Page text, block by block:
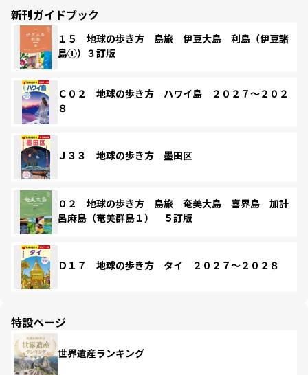
新刊ガイドブック
１５ 地球の歩き方 島旅 伊豆大島 利島（伊豆諸
島①）３訂版
Ｃ０２ 地球の歩き方 ハワイ島 ２０２７～２０２
８
Ｊ３３ 地球の歩き方 墨田区
０２ 地球の歩き方 島旅 奄美大島 喜界島 加計
呂麻島（奄美群島１） ５訂版
Ｄ１７ 地球の歩き方 タイ ２０２７～２０２８
特設ページ
世界遺産ランキング